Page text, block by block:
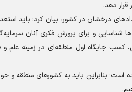
دهد.
درخشان در کشور، بیان کرد: باید
شناسایی و برای پرورش فکری آنان
جایگاه اول منطقه‌ای در زمینه علم و
بنابراین باید به کشور‌های منطقه و